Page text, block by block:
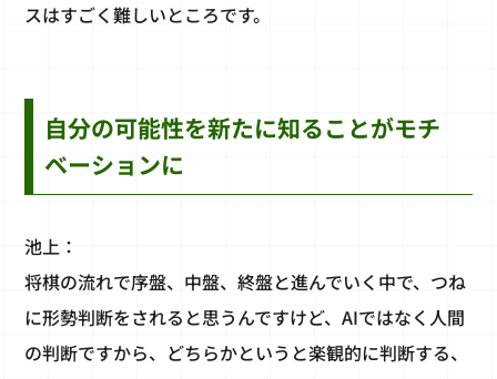
スはすごく難しいところです。
自分の可能性を新たに知ることがモチ
ベーションに
池上：
将棋の流れで序盤、中盤、終盤と進んでいく中で、つね
に形勢判断をされると思うんですけど、AIではなく人間
の判断ですから、どちらかというと楽観的に判断する、